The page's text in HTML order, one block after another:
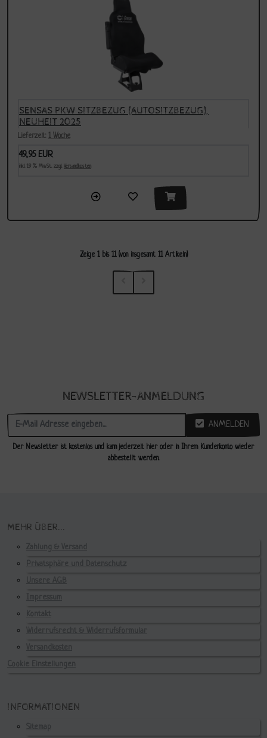
SENSAS PKW SITZBEZUG (AUTOSITZBEZUG),
NEUHEIT 2025
Lieferzeit: 1 Woche
49,95 EUR
inkl. 19 % MwSt. zzgl. Versandkosten
Zeige 1bis 11(von insgesamt 11Artikeln)
NEWSLETTER-ANMELDUNG
ANMELDEN
Der Newsletter ist kostenlos und kann jederzeit hier oder in Ihrem Kundenkonto wieder
abbestellt werden.
MEHR ÜBER...
Zahlung & Versand
Privatsphäre und Datenschutz
Unsere AGB
Impressum
Kontakt
Widerrufsrecht & Widerrufsformular
Versandkosten
Cookie Einstellungen
INFORMATIONEN
Sitemap